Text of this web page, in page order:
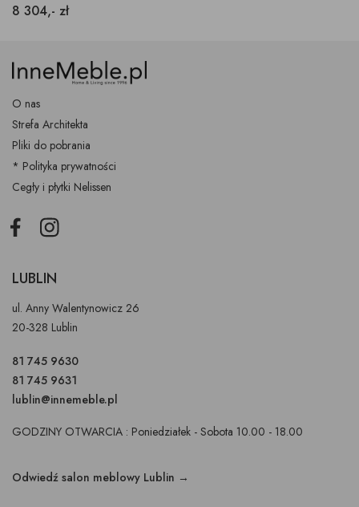
8 304,- zł
O nas
Strefa Architekta
Pliki do pobrania
* Polityka prywatności
Cegły i płytki Nelissen
FacebookInstagram
LUBLIN
ul. Anny Walentynowicz 26
20-328 Lublin
81 745 9630
81 745 9631
lublin@innemeble.pl
GODZINY OTWARCIA : Poniedziałek - Sobota 10.00 - 18.00
Odwiedź salon meblowy Lublin →